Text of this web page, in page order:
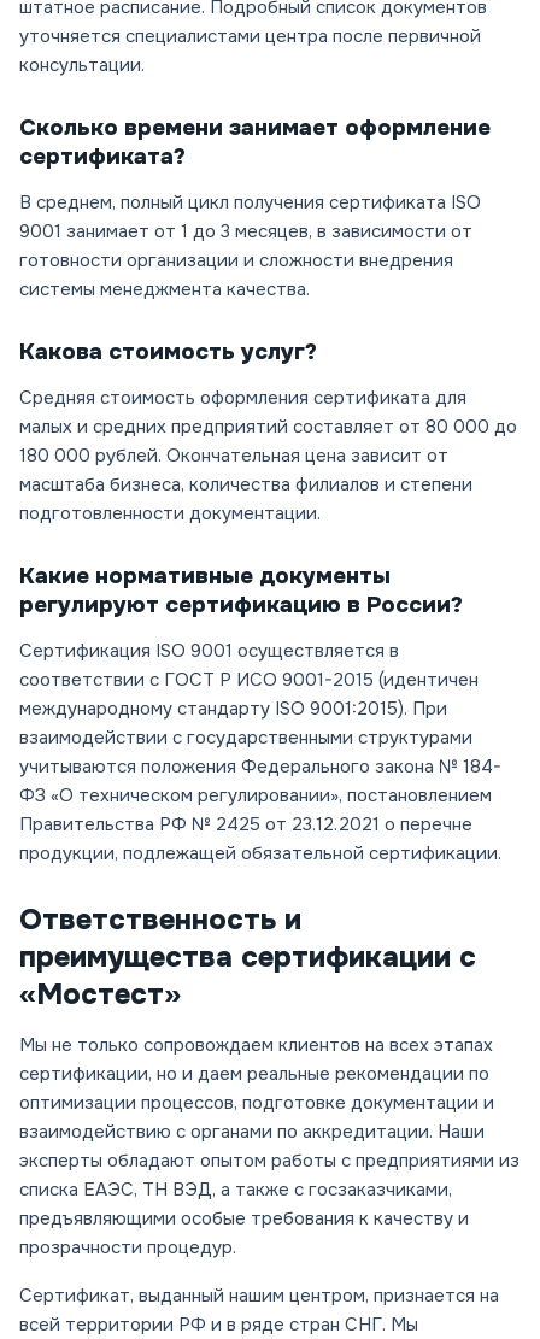
штатное расписание. Подробный список документов
уточняется специалистами центра после первичной
консультации.
Сколько времени занимает оформление
сертификата?
В среднем, полный цикл получения сертификата ISO
9001 занимает от 1 до 3 месяцев, в зависимости от
готовности организации и сложности внедрения
системы менеджмента качества.
Какова стоимость услуг?
Средняя стоимость оформления сертификата для
малых и средних предприятий составляет от 80 000 до
180 000 рублей. Окончательная цена зависит от
масштаба бизнеса, количества филиалов и степени
подготовленности документации.
Какие нормативные документы
регулируют сертификацию в России?
Сертификация ISO 9001 осуществляется в
соответствии с ГОСТ Р ИСО 9001-2015 (идентичен
международному стандарту ISO 9001:2015). При
взаимодействии с государственными структурами
учитываются положения Федерального закона № 184-
ФЗ «О техническом регулировании», постановлением
Правительства РФ № 2425 от 23.12.2021 о перечне
продукции, подлежащей обязательной сертификации.
Ответственность и
преимущества сертификации с
«Мостест»
Мы не только сопровождаем клиентов на всех этапах
сертификации, но и даем реальные рекомендации по
оптимизации процессов, подготовке документации и
взаимодействию с органами по аккредитации. Наши
эксперты обладают опытом работы с предприятиями из
списка ЕАЭС, ТН ВЭД, а также с госзаказчиками,
предъявляющими особые требования к качеству и
прозрачности процедур.
Сертификат, выданный нашим центром, признается на
всей территории РФ и в ряде стран СНГ. Мы